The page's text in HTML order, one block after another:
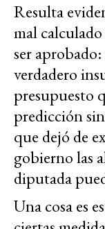
Resulta
mal
ser
verdadero
presupuesto
predicción
que dejó de
gobierno las
diputada
Una cosa es